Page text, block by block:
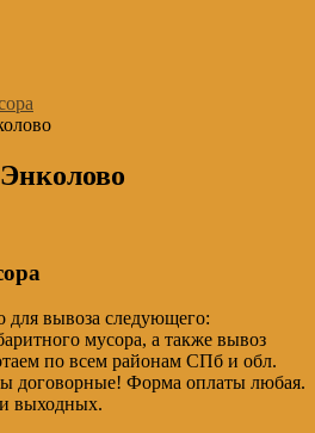
для вывоза следующего:
мусора, а также вывоз
по всем районам СПб и обл.
договорные! Форма оплаты любая.
и выходных.